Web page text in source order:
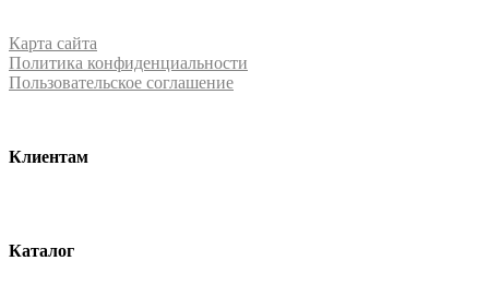
Карта сайта
Политика конфиденциальности
Пользовательское соглашение
Клиентам
Каталог